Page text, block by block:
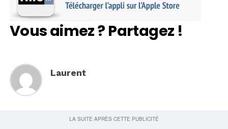
Vous aimez ? Partagez !
Laurent